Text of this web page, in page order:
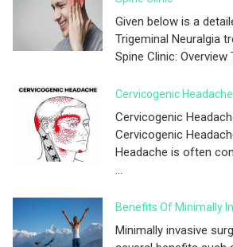
Given below is a
Trigeminal Neuralgia
Spine Clinic: Overview
Cervicogenic Headache
Cervicogenic
Cervicogenic
Headache is often
...
Benefits Of Minimally
Minimally invasive